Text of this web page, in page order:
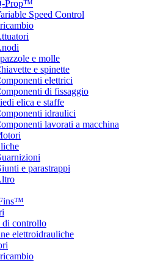
Prop™
Speed Control
e molle
e spinette
elettrici
di fissaggio
elica e staffe
idraulici
lavorati a macchina
e parastrappi
di controllo
elettroidrauliche